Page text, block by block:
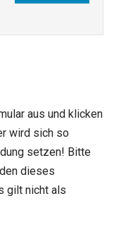
aus und klicken
wird sich so
setzen! Bitte
dieses
gilt nicht als